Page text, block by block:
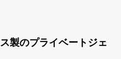
製のプライベートジェ